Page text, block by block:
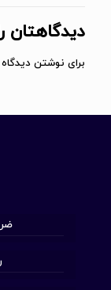
دیدگاهتان
برای نوشتن دیدگاه